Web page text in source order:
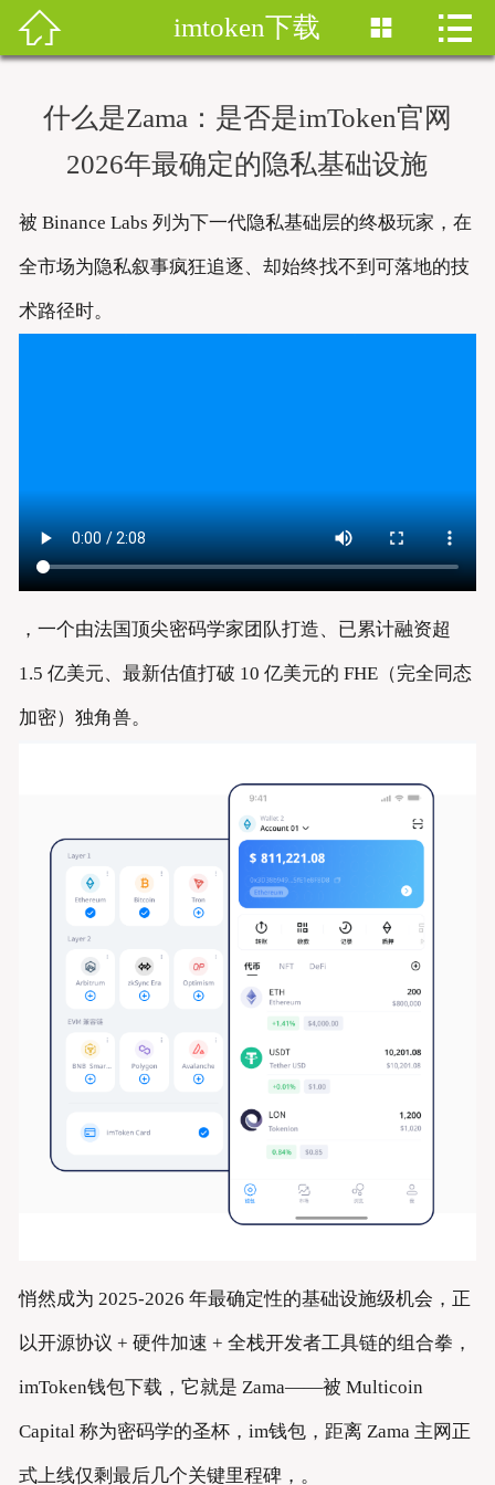
首页
imtoken下载
imToken安卓
 imtoken下载  
什么是Zama：是否是imToken官网
2026年最确定的隐私基础设施
被 Binance Labs 列为下一代隐私基础层的终极玩家，在
全市场为隐私叙事疯狂追逐、却始终找不到可落地的技
术路径时。
，一个由法国顶尖密码学家团队打造、已累计融资超
1.5 亿美元、最新估值打破 10 亿美元的 FHE（完全同态
加密）独角兽。
悄然成为 2025-2026 年最确定性的基础设施级机会，正
以开源协议 + 硬件加速 + 全栈开发者工具链的组合拳，
imToken钱包下载，它就是 Zama——被 Multicoin
Capital 称为密码学的圣杯，im钱包，距离 Zama 主网正
式上线仅剩最后几个关键里程碑，。